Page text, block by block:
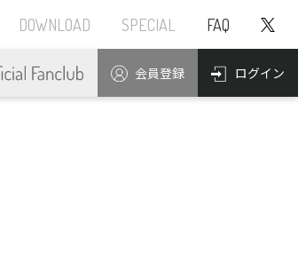
DOWNLOAD SPECIAL FAQ
会員登録 ログイン